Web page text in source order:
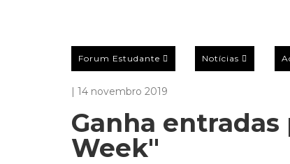
Forum Estudante Notícias
| 14 novembro 2019
Ganha entradas
Week"